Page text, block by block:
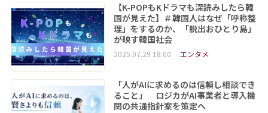
【K-POPもKドラマも深読みしたら韓
国が見えた】＃韓国人はなぜ「呼称整
理」をするのか、「脱出おひとり島」
が映す韓国社会
2025.07.29 18:00 エンタメ
「人がAIに求めるのは信頼し相談でき
ること」 ロジカがAI事業者と導入機
関の共通指針案を策定へ